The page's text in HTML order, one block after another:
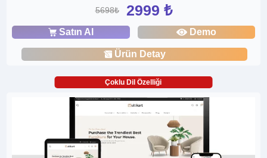
5698₺ 2999 ₺
Satın Al Demo
Ürün Detay
Çoklu Dil Özelliği